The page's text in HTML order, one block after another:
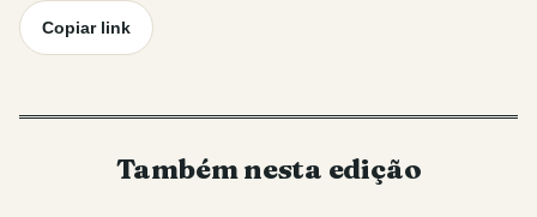
Copiar link
Também nesta edição